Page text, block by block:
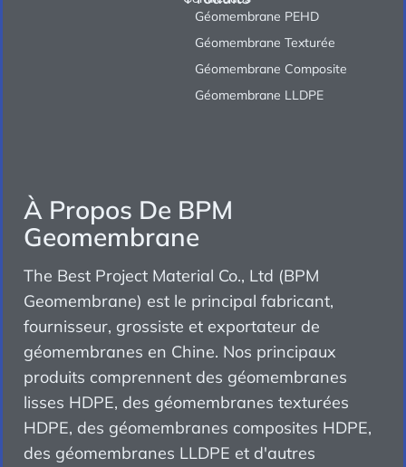
À Propos De BPM
Geomembrane
The Best Project Material Co., Ltd (BPM
Geomembrane) est le principal fabricant,
fournisseur, grossiste et exportateur de
géomembranes en Chine. Nos principaux
produits comprennent des géomembranes
lisses HDPE, des géomembranes texturées
HDPE, des géomembranes composites HDPE,
des géomembranes LLDPE et d'autres
Géomembrane PEHD
Géomembrane Texturée
Géomembrane Composite
Géomembrane LLDPE